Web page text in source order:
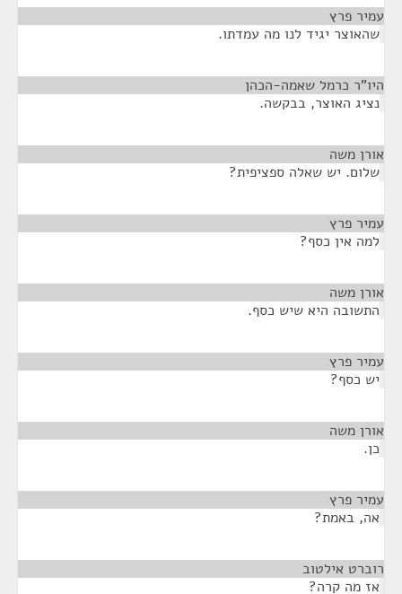
עמיר פרץ
שהאוצר יגיד לנו מה עמדתו.
היו"ר כרמל שאמה-הכהן
נציג האוצר, בבקשה.
אורן משה
שלום. יש שאלה ספציפית?
עמיר פרץ
למה אין כסף?
אורן משה
התשובה היא שיש כסף.
עמיר פרץ
יש כסף?
אורן משה
כן.
עמיר פרץ
אה, באמת?
רוברט אילטוב
אז מה קרה?